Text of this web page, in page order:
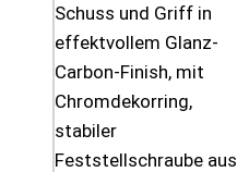
Schuss und Griff in
effektvollem Glanz-
Carbon-Finish, mit
Chromdekorring,
stabiler
Feststellschraube aus